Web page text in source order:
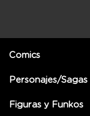
Comics
Personajes/Sagas
Figuras y Funkos